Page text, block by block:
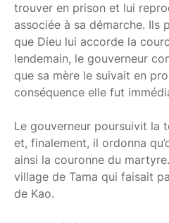
trouver en prison et lui
associée à sa démarche. Ils
que Dieu lui accorde la
lendemain, le gouverneur
que sa mère le suivait en
conséquence elle fut
Le gouverneur poursuivit la
et, finalement, il ordonna
ainsi la couronne du
village de Tama qui faisait
de Kao.